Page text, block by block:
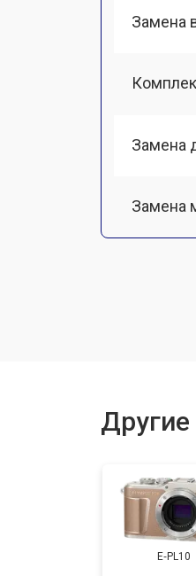
Замена
Замена
Замена
Замена
E‑PL10